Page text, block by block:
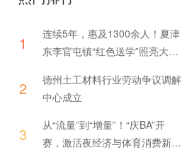
1
连续5年，惠及1300余人！夏津
东李官屯镇“红色送学”照亮大学
2
德州土工材料行业劳动争议调解
中心成立
3
从“流量”到“增量”！“庆BA”开
赛，激活夜经济与体育消费新引